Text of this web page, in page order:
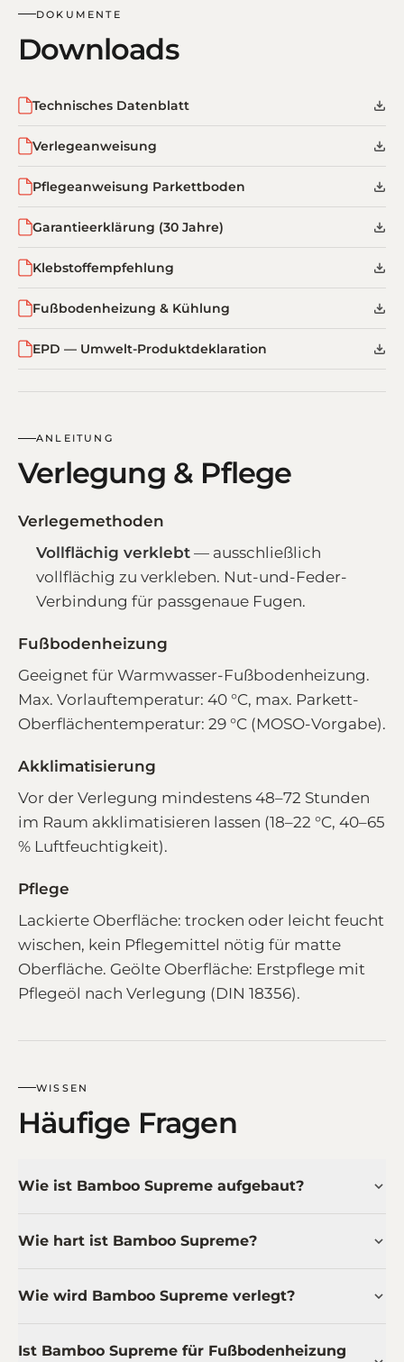
DOKUMENTE
Downloads
Technisches Datenblatt
Verlegeanweisung
Pflegeanweisung Parkettboden
Garantieerklärung (30 Jahre)
Klebstoffempfehlung
Fußbodenheizung & Kühlung
EPD — Umwelt-Produktdeklaration
ANLEITUNG
Verlegung & Pflege
Verlegemethoden
Vollflächig verklebt — ausschließlich
vollflächig zu verkleben. Nut-und-Feder-
Verbindung für passgenaue Fugen.
Fußbodenheizung
Geeignet für Warmwasser-Fußbodenheizung.
Max. Vorlauftemperatur: 40 °C, max. Parkett-
Oberflächentemperatur: 29 °C (MOSO-Vorgabe).
Akklimatisierung
Vor der Verlegung mindestens 48–72 Stunden
im Raum akklimatisieren lassen (18–22 °C, 40–65
% Luftfeuchtigkeit).
Pflege
Lackierte Oberfläche: trocken oder leicht feucht
wischen, kein Pflegemittel nötig für matte
Oberfläche. Geölte Oberfläche: Erstpflege mit
Pflegeöl nach Verlegung (DIN 18356).
WISSEN
Häufige Fragen
Wie ist Bamboo Supreme aufgebaut?
Wie hart ist Bamboo Supreme?
Wie wird Bamboo Supreme verlegt?
Ist Bamboo Supreme für Fußbodenheizung